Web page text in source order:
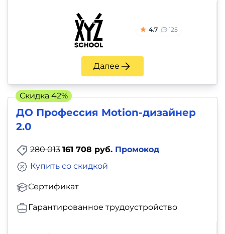
4.7 125
Далее
ДО Профессия Motion-дизайнер
2.0
280 013 161 708 руб. Промокод
Сертификат
Купить со скидкой
Гарантированное трудоустройство
Скидка 42%